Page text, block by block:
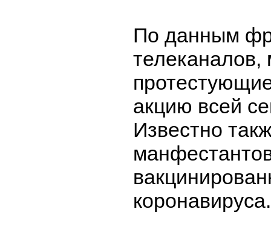
По данным
телеканалов,
акцию всей
Известно
коронавируса.